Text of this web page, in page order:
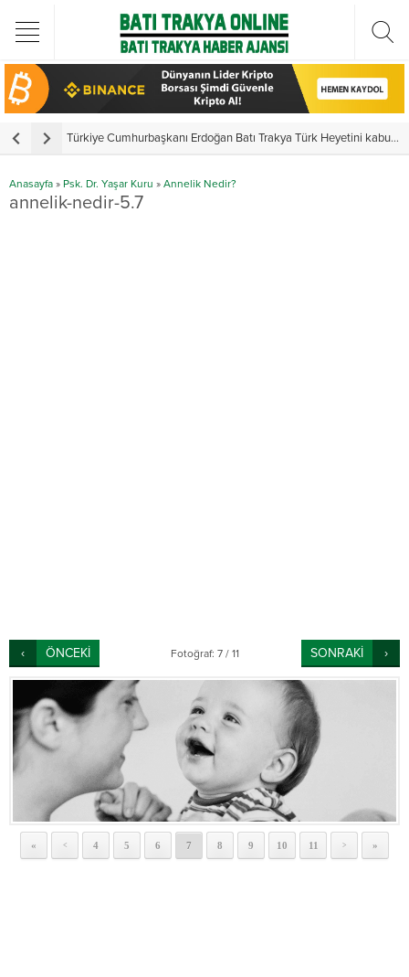
Türkiye Cumhurbaşkanı Erdoğan Batı Trakya Türk Heyetini kabul etti
Anasayfa » Psk. Dr. Yaşar Kuru » Annelik Nedir?
annelik-nedir-5.7
ÖNCEKİ Fotoğraf: 7 / 11 SONRAKİ
« < 4 5 6 7 8 9 10 11 > »